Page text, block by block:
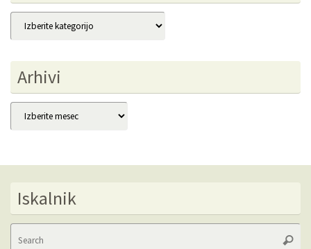
Kategorije
Arhivi
Arhivi
Iskalnik